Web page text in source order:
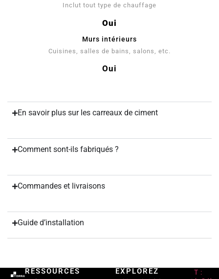
Inclut tout type de chauffage
Oui
Murs intérieurs
Cuisines, salles de bains, salons, etc.
Oui
En savoir plus sur les carreaux de ciment
Comment sont-ils fabriqués ?
Commandes et livraisons
Guide d’installation
RESSOURCES EXPLOREZ
T :